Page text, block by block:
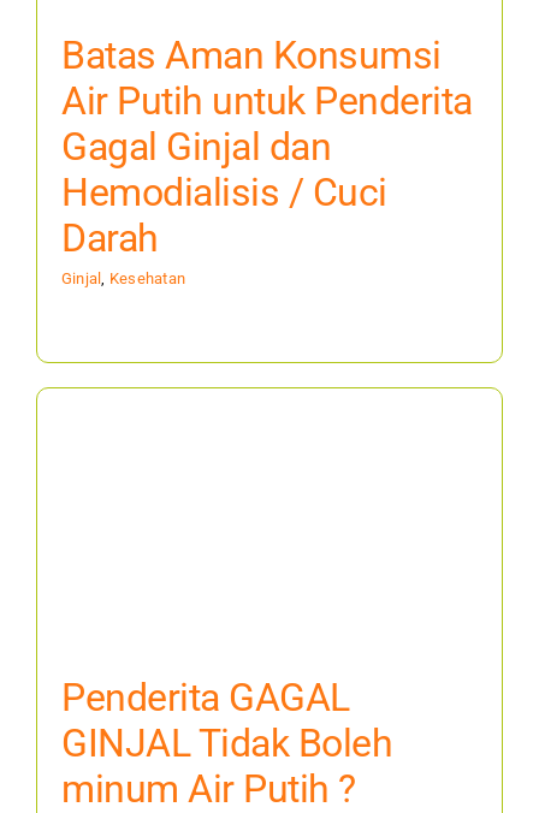
Batas Aman Konsumsi
Air Putih untuk Penderita
Gagal Ginjal dan
Hemodialisis / Cuci
Darah
Ginjal Kesehatan
Penderita GAGAL
GINJAL Tidak Boleh
minum Air Putih ?